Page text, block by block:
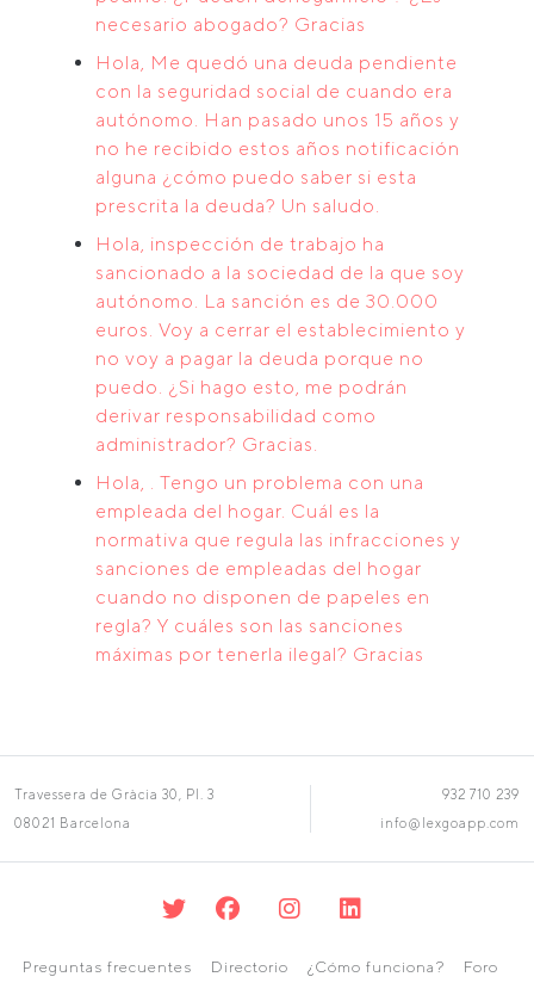
necesario abogado? Gracias
Hola, Me quedó una deuda pendiente
con la seguridad social de cuando era
autónomo. Han pasado unos 15 años y
no he recibido estos años notificación
alguna ¿cómo puedo saber si esta
prescrita la deuda? Un saludo.
Hola, inspección de trabajo ha
sancionado a la sociedad de la que soy
autónomo. La sanción es de 30.000
euros. Voy a cerrar el establecimiento y
no voy a pagar la deuda porque no
puedo. ¿Si hago esto, me podrán
derivar responsabilidad como
administrador? Gracias.
Hola, . Tengo un problema con una
empleada del hogar. Cuál es la
normativa que regula las infracciones y
sanciones de empleadas del hogar
cuando no disponen de papeles en
regla? Y cuáles son las sanciones
máximas por tenerla ilegal? Gracias
Travessera de Gràcia 30, Pl. 3
08021 Barcelona
932 710 239
info@lexgoapp.com
Preguntas frecuentes Directorio ¿Cómo funciona? Foro